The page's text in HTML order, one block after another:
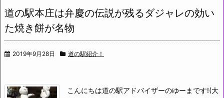
道の駅本庄は弁慶の伝説が残るダジャレの効い
た焼き餅が名物
2019年9月28日 道の駅紹介！
こんにちは道の駅アドバイザーのゆーまです!(大